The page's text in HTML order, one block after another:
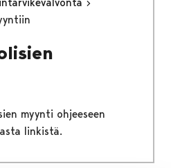
myynti ohjeeseen
linkistä.